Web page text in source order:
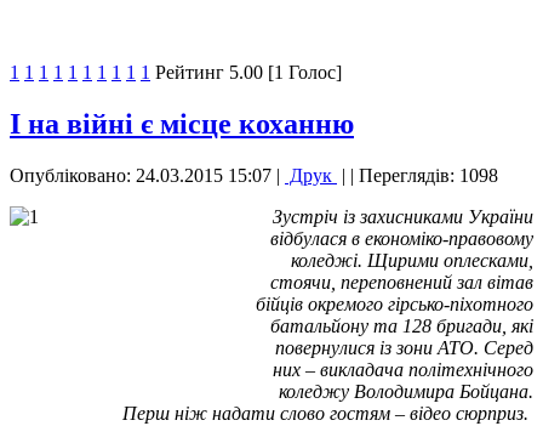
1 1 1 1 1 1 1 1 1 1 Рейтинг 5.00 [1 Голос]
І на війні є місце коханню
Опубліковано: 24.03.2015 15:07 | Друк | | Переглядів: 1098
Зустріч із захисниками України
відбулася в економіко-правовому
коледжі. Щирими оплесками,
стоячи, переповнений зал вітав
бійців окремого гірсько-піхотного
батальйону та 128 бригади, які
повернулися із зони АТО. Серед
них – викладача політехнічного
коледжу Володимира Бойцана.
Перш ніж надати слово гостям – відео сюрприз.